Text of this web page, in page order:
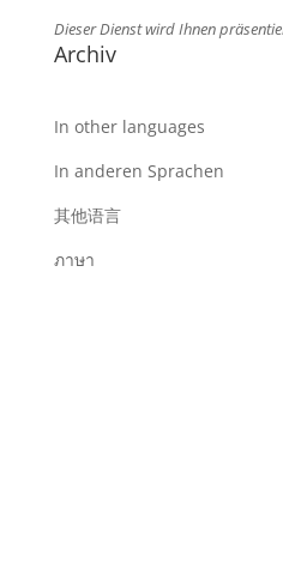
Dieser Dienst wird Ihnen
Archiv
In other languages
In anderen Sprachen
其他语言
ภาษา